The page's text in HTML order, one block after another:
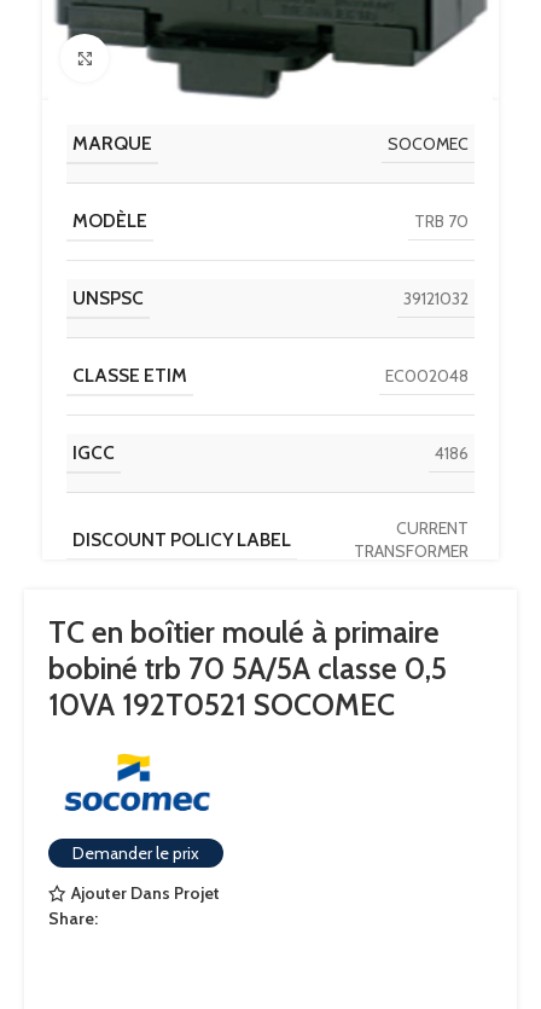
Click to enlarge
MARQUE SOCOMEC
MODÈLE TRB 70
UNSPSC 39121032
CLASSE ETIM EC002048
IGCC 4186
DISCOUNT POLICY LABEL
CURRENT
TRANSFORMER
PAYS D'ORIGINE
CALIBRE
COURANT NOMINAL SECONDAIRE
CONFORMITÉ AUX NORMES
TC en boîtier moulé à primaire
bobiné trb 70 5A/5A classe 0,5
10VA 192T0521 SOCOMEC
Demander le prix
Ajouter Dans Projet
Share: